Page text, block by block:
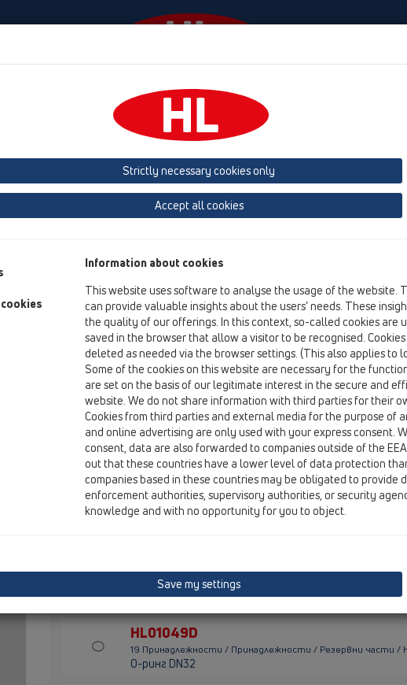
Фирма HL-House
преглед на продукта
19 Принадлежности
Принадлежности
HL01016D
19 Принадлежности / Принадлежности / Резервни части /
O-ринг DN40
HL01017D
19 Принадлежности / Принадлежности / Резервни части /
O-ринг DN50
HL01027D
19 Принадлежности / Принадлежности / Резервни части /
Уплътнител гумен DN50
HL01028D
19 Принадлежности / Принадлежности / Резервни части /
HL01029D
19 Принадлежности / Принадлежности / Резервни части /
Уплътнител гумен DN110
HL01049D
19 Принадлежности / Принадлежности / Резервни части /
O-ринг DN32
Strictly necessary cookies only
Accept all cookies
Information about cookies
This website uses software to analyse the usage of the website.
can provide valuable insights about the users’ needs. These
the quality of our offerings. In this context, so-called cookies are
saved in the browser that allow a visitor to be recognised.
deleted as needed via the browser settings. (This also applies to
Some of the cookies on this website are necessary for the
are set on the basis of our legitimate interest in the secure and
website. We do not share information with third parties for their
Cookies from third parties and external media for the purpose of
and online advertising are only used with your express consent.
consent, data are also forwarded to companies outside of the
out that these countries have a lower level of data protection
companies based in these countries may be obligated to provide
enforcement authorities, supervisory authorities, or security
knowledge and with no opportunity for you to object.
Save my settings